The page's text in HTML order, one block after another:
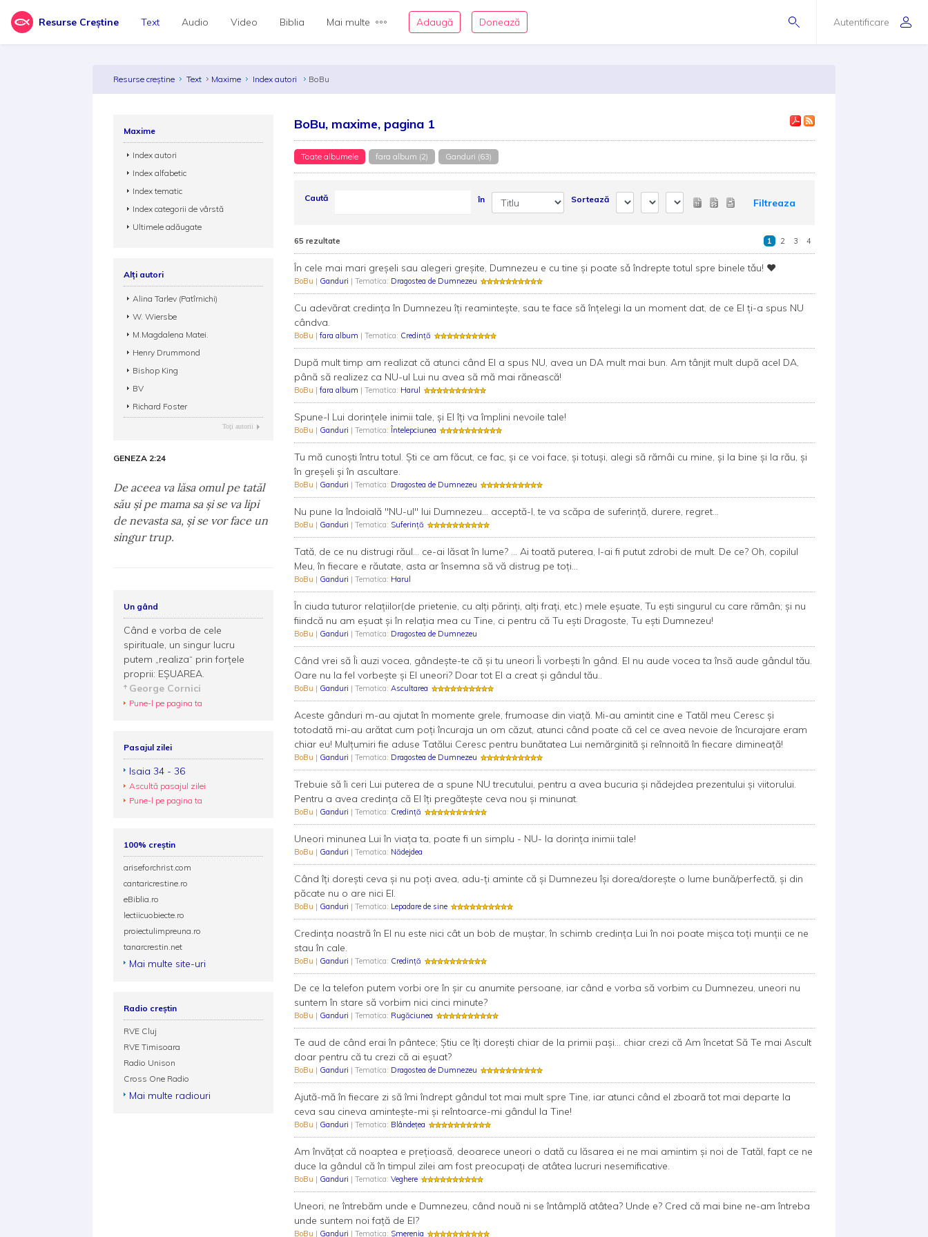
Resurse Creștine Autentificare
Text Audio Video Biblia Mai multe Adaugă Donează
Resurse creștine Text Maxime Index autori BoBu
BoBu, maxime, pagina 1
Toate albumele fara album (2) Ganduri (63)
Caută în Sortează Filtreaza
65 rezultate 1 2 3 4
În cele mai mari greşeli sau alegeri greşite, Dumnezeu e cu tine şi poate sǎ îndrepte totul spre binele tǎu! ❤️
BoBu | Ganduri | Tematica: Dragostea de Dumnezeu
Cu adevărat credința în Dumnezeu îți reamintește, sau te face să înțelegi la un moment dat, de ce El ți-a spus NU
cândva.
BoBu | fara album | Tematica: Credință
După mult timp am realizat că atunci când El a spus NU, avea un DA mult mai bun. Am tânjit mult după acel DA,
până să realizez ca NU-ul Lui nu avea să mă mai rănească!
BoBu | fara album | Tematica: Harul
Spune-I Lui dorinţele inimii tale, şi El îţi va împlini nevoile tale!
BoBu | Ganduri | Tematica: Întelepciunea
Tu mă cunoști întru totul. Ști ce am făcut, ce fac, și ce voi face, și totuși, alegi să rămâi cu mine, și la bine și la rău, și
în greșeli și în ascultare.
BoBu | Ganduri | Tematica: Dragostea de Dumnezeu
Nu pune la îndoială "NU-ul" lui Dumnezeu... acceptă-l, te va scăpa de suferință, durere, regret...
BoBu | Ganduri | Tematica: Suferință
Tată, de ce nu distrugi răul... ce-ai lăsat în lume? ... Ai toată puterea, l-ai fi putut zdrobi de mult. De ce? Oh, copilul
Meu, în fiecare e răutate, asta ar însemna să vă distrug pe toți...
BoBu | Ganduri | Tematica: Harul
În ciuda tuturor relațiilor(de prietenie, cu alți părinți, alți frați, etc.) mele eșuate, Tu ești singurul cu care rămân; și nu
fiindcă nu am eșuat și în relația mea cu Tine, ci pentru că Tu ești Dragoste, Tu ești Dumnezeu!
BoBu | Ganduri | Tematica: Dragostea de Dumnezeu
Când vrei să Îi auzi vocea, gândeşte-te că şi tu uneori Îi vorbeşti în gând. El nu aude vocea ta însă aude gândul tău.
Oare nu la fel vorbeşte şi El uneori? Doar tot El a creat şi gândul tău..
BoBu | Ganduri | Tematica: Ascultarea
Aceste gânduri m-au ajutat în momente grele, frumoase din viață. Mi-au amintit cine e Tatăl meu Ceresc și
totodată mi-au arătat cum poți încuraja un om căzut, atunci când poate că cel ce avea nevoie de încurajare eram
chiar eu! Mulțumiri fie aduse Tatălui Ceresc pentru bunătatea Lui nemărginită și reînnoită în fiecare dimineață!
BoBu | Ganduri | Tematica: Dragostea de Dumnezeu
Trebuie să îi ceri Lui puterea de a spune NU trecutului, pentru a avea bucuria și nădejdea prezentului și viitorului.
Pentru a avea credința că El îți pregătește ceva nou și minunat.
BoBu | Ganduri | Tematica: Credință
Uneori minunea Lui în viața ta, poate fi un simplu - NU- la dorința inimii tale!
BoBu | Ganduri | Tematica: Nădejdea
Când îți dorești ceva și nu poți avea, adu-ți aminte că și Dumnezeu își dorea/dorește o lume bună/perfectă, și din
păcate nu o are nici El.
BoBu | Ganduri | Tematica: Lepadare de sine
Credința noastră în El nu este nici cât un bob de muștar, în schimb credința Lui în noi poate mișca toți munții ce ne
stau în cale.
BoBu | Ganduri | Tematica: Credință
De ce la telefon putem vorbi ore în şir cu anumite persoane, iar când e vorba să vorbim cu Dumnezeu, uneori nu
suntem în stare să vorbim nici cinci minute?
BoBu | Ganduri | Tematica: Rugăciunea
Te aud de când erai în pântece; Ştiu ce îţi doreşti chiar de la primii paşi... chiar crezi că Am încetat Să Te mai Ascult
doar pentru că tu crezi că ai eşuat?
BoBu | Ganduri | Tematica: Dragostea de Dumnezeu
Ajută-mă în fiecare zi să îmi îndrept gândul tot mai mult spre Tine, iar atunci când el zboară tot mai departe la
ceva sau cineva aminteşte-mi şi reîntoarce-mi gândul la Tine!
BoBu | Ganduri | Tematica: Blândețea
Am învăţat că noaptea e preţioasă, deoarece uneori o dată cu lăsarea ei ne mai amintim şi noi de Tatăl, fapt ce ne
duce la gândul că în timpul zilei am fost preocupaţi de atâtea lucruri nesemificative.
BoBu | Ganduri | Tematica: Veghere
Uneori, ne întrebăm unde e Dumnezeu, când nouă ni se întâmplă atâtea? Unde e? Cred că mai bine ne-am întreba
unde suntem noi faţă de El?
BoBu | Ganduri | Tematica: Smerenia
Maxime
Index autori
Index alfabetic
Index tematic
Index categorii de vârstă
Ultimele adăugate
Alți autori
Alina Tarlev (Patîrnichi)
W. Wiersbe
M.Magdalena Matei.
Henry Drummond
Bishop King
BV
Richard Foster
Toţi autorii
GENEZA 2:24
De aceea va lăsa omul pe tatăl
său şi pe mama sa şi se va lipi
de nevasta sa, şi se vor face un
singur trup.
Un gând
Când e vorba de cele
spirituale, un singur lucru
putem „realiza“ prin forțele
proprii: EȘUAREA.
George Cornici
Pune-l pe pagina ta
Pasajul zilei
Isaia 34 - 36
Ascultă pasajul zilei
Pune-l pe pagina ta
100% creștin
ariseforchrist.com
cantaricrestine.ro
eBiblia.ro
lectiicuobiecte.ro
proiectulimpreuna.ro
tanarcrestin.net
Mai multe site-uri
Radio creștin
RVE Cluj
RVE Timisoara
Radio Unison
Cross One Radio
Mai multe radiouri